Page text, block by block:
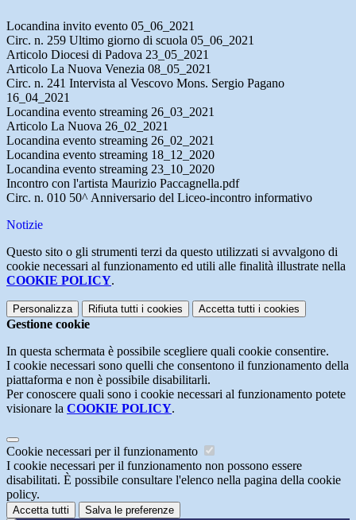
Locandina invito evento 05_06_2021
Circ. n. 259 Ultimo giorno di scuola 05_06_2021
Articolo Diocesi di Padova 23_05_2021
Articolo La Nuova Venezia 08_05_2021
Circ. n. 241 Intervista al Vescovo Mons. Sergio Pagano
16_04_2021
Locandina evento streaming 26_03_2021
Articolo La Nuova 26_02_2021
Locandina evento streaming 26_02_2021
Locandina evento streaming 18_12_2020
Locandina evento streaming 23_10_2020
Incontro con l'artista Maurizio Paccagnella.pdf
Circ. n. 010 50^ Anniversario del Liceo-incontro informativo
Notizie
Questo sito o gli strumenti terzi da questo utilizzati si avvalgono di
cookie necessari al funzionamento ed utili alle finalità illustrate nella
COOKIE POLICY.
Personalizza Rifiuta tutti i cookies Accetta tutti i cookies
Gestione cookie
In questa schermata è possibile scegliere quali cookie consentire.
I cookie necessari sono quelli che consentono il funzionamento della
piattaforma e non è possibile disabilitarli.
Per conoscere quali sono i cookie necessari al funzionamento potete
visionare la COOKIE POLICY.
Cookie necessari per il funzionamento
I cookie necessari per il funzionamento non possono essere
disabilitati. È possibile consultare l'elenco nella pagina della cookie
policy.
Accetta tutti Salva le preferenze